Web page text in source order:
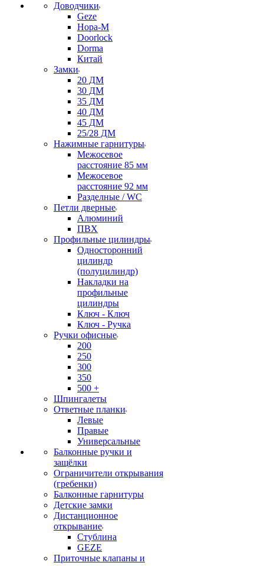
Доводчики
Geze
Нора-М
Doorlock
Dorma
Китай
Замки
20 ДМ
30 ДМ
35 ДМ
40 ДМ
45 ДМ
25/28 ДМ
Нажимные гарнитуры
Межосевое
расстояние 85 мм
Межосевое
расстояние 92 мм
Разделные / WC
Петли дверные
Алюминий
ПВХ
Профильные цилиндры
Односторонний
цилиндр
(полуцилиндр)
Накладки на
профильные
цилиндры
Ключ - Ключ
Ключ - Ручка
Ручки офисные
200
250
300
350
500 +
Шпингалеты
Ответные планки
Левые
Правые
Универсальные
Балконные ручки и
защёлки
Ограничители открывания
(гребенки)
Балконные гарнитуры
Детские замки
Дистанционное
открывание
Стублина
GEZE
Приточные клапаны и